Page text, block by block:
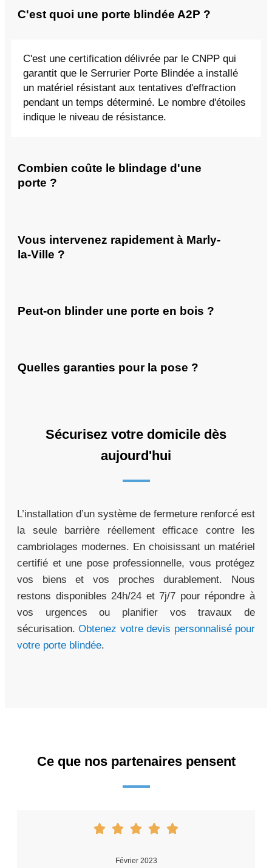
C'est quoi une porte blindée A2P ?
C'est une certification délivrée par le CNPP qui
garantit que le Serrurier Porte Blindée a installé
un matériel résistant aux tentatives d'effraction
pendant un temps déterminé. Le nombre d'étoiles
indique le niveau de résistance.
Combien coûte le blindage d'une
porte ?
Vous intervenez rapidement à Marly-
la-Ville ?
Peut-on blinder une porte en bois ?
Quelles garanties pour la pose ?
Sécurisez votre domicile dès
aujourd'hui
L’installation d’un système de fermeture renforcé est
la seule barrière réellement efficace contre les
cambriolages modernes. En choisissant un matériel
certifié et une pose professionnelle, vous protégez
vos biens et vos proches durablement. Nous
restons disponibles 24h/24 et 7j/7 pour répondre à
vos urgences ou planifier vos travaux de
sécurisation.Obtenez votre devis personnalisé pour
votre porte blindée.
Ce que nos partenaires pensent
Février 2023